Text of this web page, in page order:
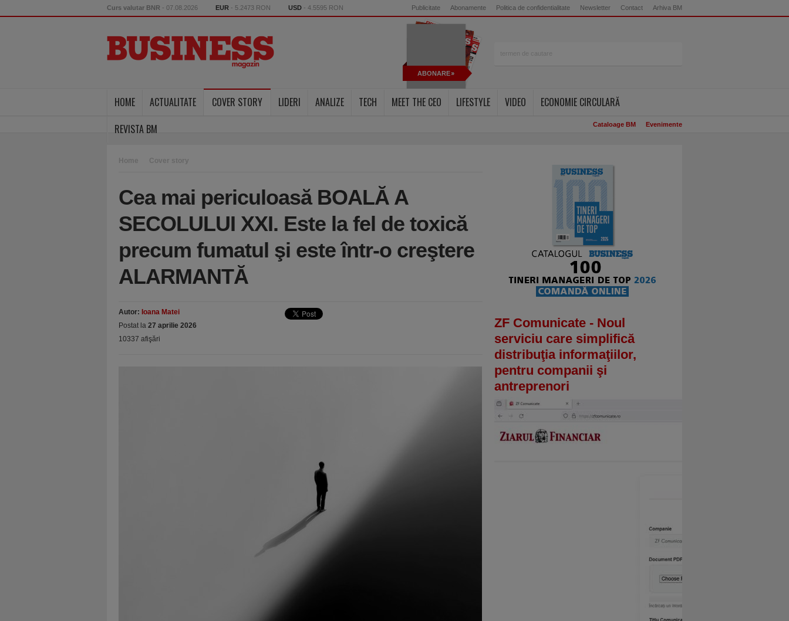
Curs valutar BNR - 07.08.2026 EUR - 5.2473 RON USD - 4.5595 RON Publicitate Abonamente Politica de confidentialitate Newsletter Contact Arhiva BM
ABONARE
HOME ACTUALITATE COVER STORY LIDERI ANALIZE TECH MEET THE CEO LIFESTYLE VIDEO
ECONOMIE CIRCULARĂ
REVISTA BM
Cataloage BM Evenimente
Home Cover story
Cea mai periculoasă BOALĂ A
SECOLULUI XXI. Este la fel de toxică
precum fumatul şi este într-o creştere
ALARMANTĂ
Autor: Ioana Matei
Postat la 27 aprilie 2026
10337 afişări
ZF Comunicate - Noul
serviciu care simplifică
distribuţia informaţiilor,
pentru companii şi
antreprenori